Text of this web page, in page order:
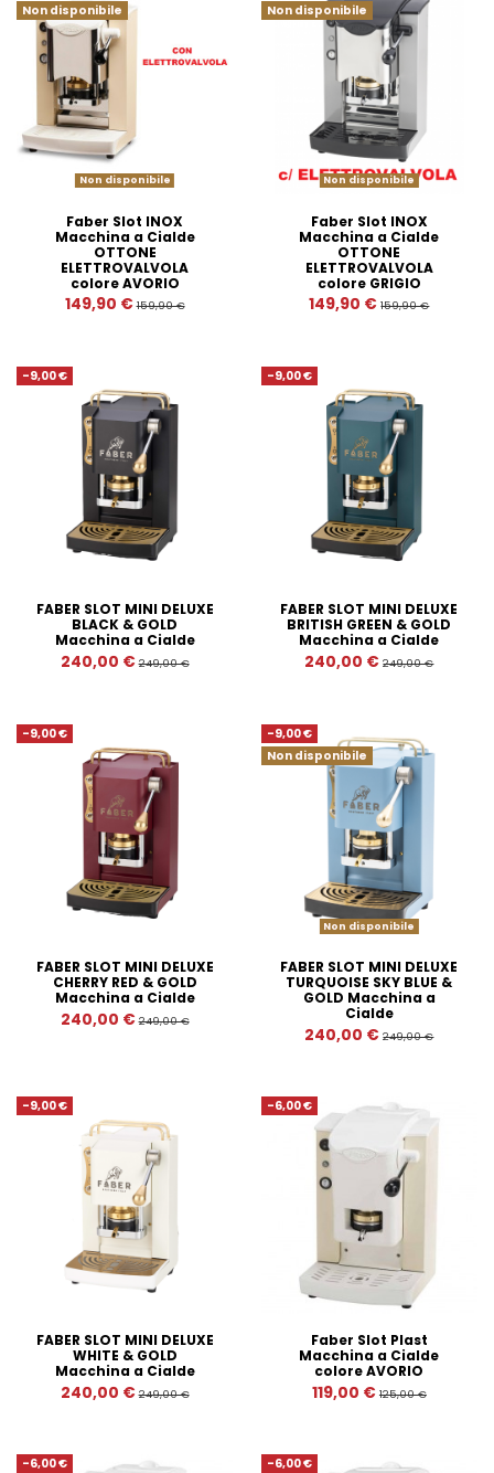
Non disponibile
Non disponibile
Faber Slot INOX
Macchina a Cialde
OTTONE
ELETTROVALVOLA
colore AVORIO
149,90 € 159,90 €
Non disponibile
Non disponibile
Faber Slot INOX
Macchina a Cialde
OTTONE
ELETTROVALVOLA
colore GRIGIO
149,90 € 159,90 €
-9,00 €
FABER SLOT MINI DELUXE
BLACK & GOLD
Macchina a Cialde
240,00 € 249,00 €
-9,00 €
FABER SLOT MINI DELUXE
BRITISH GREEN & GOLD
Macchina a Cialde
240,00 € 249,00 €
-9,00 €
FABER SLOT MINI DELUXE
CHERRY RED & GOLD
Macchina a Cialde
240,00 € 249,00 €
-9,00 €
Non disponibile
Non disponibile
FABER SLOT MINI DELUXE
TURQUOISE SKY BLUE &
GOLD Macchina a
Cialde
240,00 € 249,00 €
-9,00 €
FABER SLOT MINI DELUXE
WHITE & GOLD
Macchina a Cialde
240,00 € 249,00 €
-6,00 €
Faber Slot Plast
Macchina a Cialde
colore AVORIO
119,00 € 125,00 €
-6,00 € -6,00 €